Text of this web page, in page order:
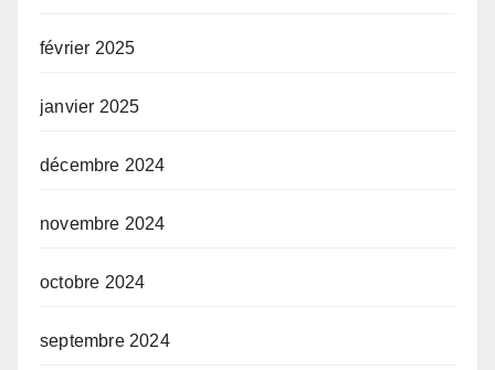
février 2025
janvier 2025
décembre 2024
novembre 2024
octobre 2024
septembre 2024